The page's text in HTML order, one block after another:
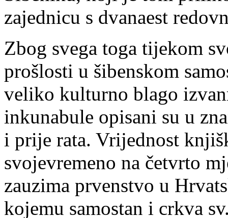
zajednicu s dvanaest
Zbog svega toga tijekom
prošlosti u šibenskom
veliko kulturno blago
inkunabule opisani su u
i prije rata. Vrijednost
svojevremeno na četvrto
zauzima prvenstvo u
kojemu samostan i crkva